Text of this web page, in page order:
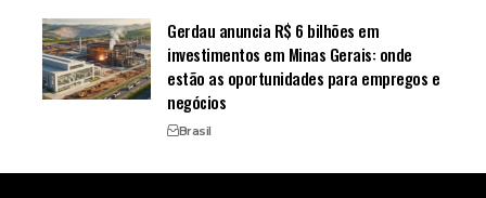
Gerdau anuncia R$ 6 bilhões em
investimentos em Minas Gerais: onde
estão as oportunidades para empregos e
negócios
Brasil